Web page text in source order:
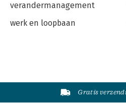
verandermanagement
werk en loopbaan
Gratis